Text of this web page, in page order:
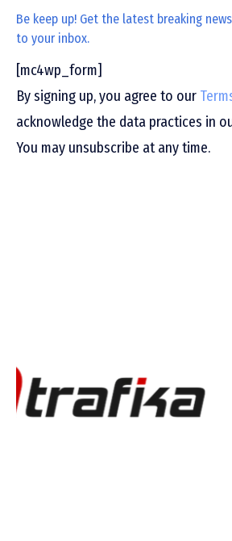
Be keep up! Get the latest breaking
to your inbox.
[mc4wp_form]
By signing up, you agree to our
acknowledge the data practices in
You may unsubscribe at any time.